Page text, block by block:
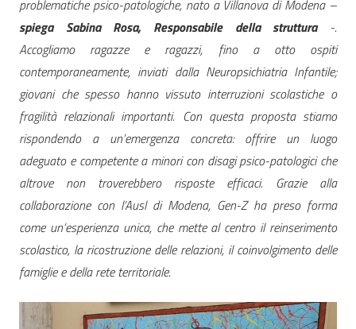
problematiche psico-patologiche, nato a Villanova di Modena –
spiega Sabina Rosa, Responsabile della struttura-.
Accogliamo ragazze e ragazzi, fino a otto ospiti
contemporaneamente, inviati dalla Neuropsichiatria Infantile;
giovani che spesso hanno vissuto interruzioni scolastiche o
fragilità relazionali importanti. Con questa proposta stiamo
rispondendo a un’emergenza concreta: offrire un luogo
adeguato e competente a minori con disagi psico-patologici che
altrove non troverebbero risposte efficaci. Grazie alla
collaborazione con l’Ausl di Modena, Gen-Z ha preso forma
come un’esperienza unica, che mette al centro il reinserimento
scolastico, la ricostruzione delle relazioni, il coinvolgimento delle
famiglie e della rete territoriale.